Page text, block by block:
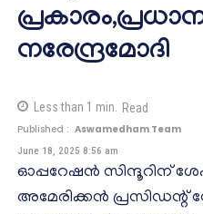
നരേന്ദ്രമോദി
Less than 1 min. Read
Published : Aswamedham Team
June 18, 2025 8:56 am
ഓപ്പറേഷൻ സിന്ദൂറിന്
അമേരിക്കൻ